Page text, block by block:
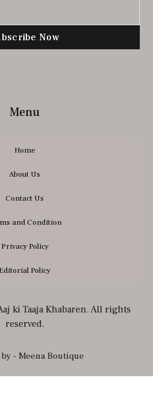
Now
Menu
Home
About Us
Contact Us
and Condition
Privacy Policy
Editorial Policy
ki Taaja Khabaren. All rights
reserved.
- Meena Boutique